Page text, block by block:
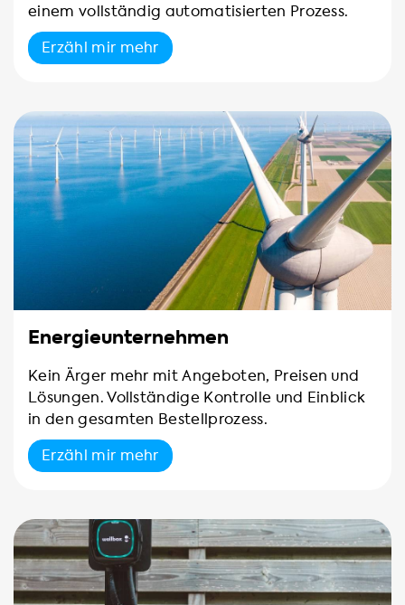
einem vollständig automatisierten Prozess.
Erzähl mir mehr
Energieunternehmen
Kein Ärger mehr mit Angeboten, Preisen und
Lösungen. Vollständige Kontrolle und Einblick
in den gesamten Bestellprozess.
Erzähl mir mehr